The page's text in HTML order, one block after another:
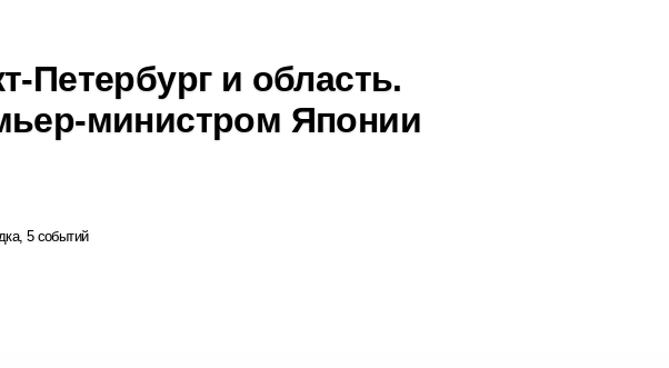
Петербург и область.
министром Японии
5 событий